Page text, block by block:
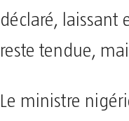
déclaré, laissant
reste tendue,
Le ministre